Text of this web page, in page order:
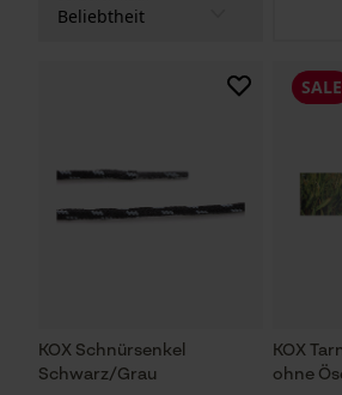
KOX Schnürsenkel
Schwarz/Grau
KOX
ohne
SALE